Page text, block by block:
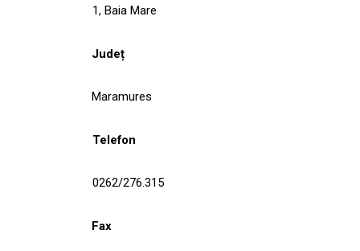
1, Baia Mare
Județ
Maramures
Telefon
0262/276.315
Fax